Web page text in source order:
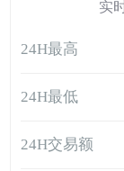
实
24H最高
24H最低
24H交易额